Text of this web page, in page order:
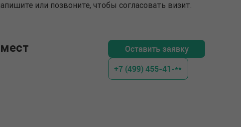
или позвоните, чтобы согласовать визит.
Оставить заявку
+7 (499) 455-41-**